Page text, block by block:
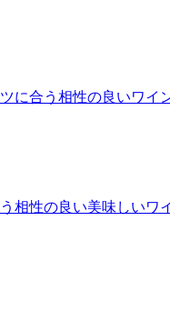
に合う相性の良いワイ
相性の良い美味しいワ